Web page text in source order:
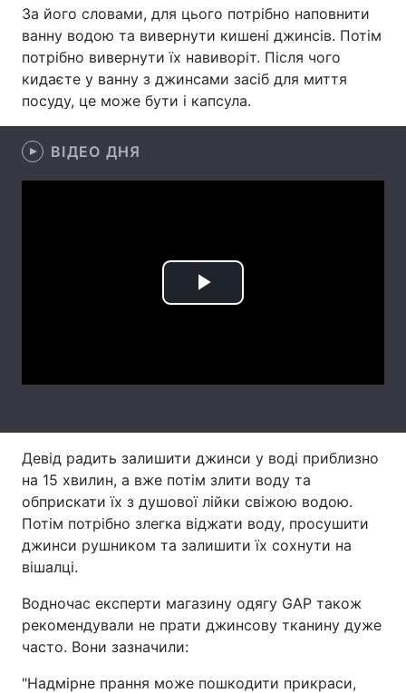
Цікавинки Погода
Екологія Регіони
Лонгріди
Відео з Youtube
Інтерв'ю Думки
Тема оформлення
За його словами, для цього потрібно наповнити
ванну водою та вивернути кишені джинсів. Потім
потрібно вивернути їх навиворіт. Після чого
кидаєте у ванну з джинсами засіб для миття
посуду, це може бути і капсула.
ВІДЕО ДНЯ
Play
Девід радить залишити джинси у воді приблизно
на 15 хвилин, а вже потім злити воду та
обприскати їх з душової лійки свіжою водою.
Потім потрібно злегка віджати воду, просушити
джинси рушником та залишити їх сохнути на
вішалці.
Водночас експерти магазину одягу GAP також
рекомендували не прати джинсову тканину дуже
часто. Вони зазначили:
"Надмірне прання може пошкодити прикраси,